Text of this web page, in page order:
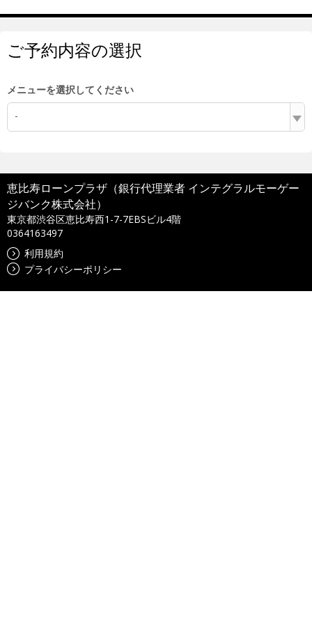
ご予約内容の選択
メニューを選択してください
-
恵比寿ローンプラザ（銀行代理業者 インテグラルモーゲー
ジバンク株式会社）
東京都渋谷区恵比寿西1-7-7EBSビル4階
0364163497
利用規約
プライバシーポリシー